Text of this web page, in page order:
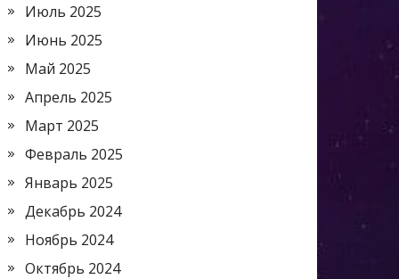
Июль 2025
Июнь 2025
Май 2025
Апрель 2025
Март 2025
Февраль 2025
Январь 2025
Декабрь 2024
Ноябрь 2024
Октябрь 2024